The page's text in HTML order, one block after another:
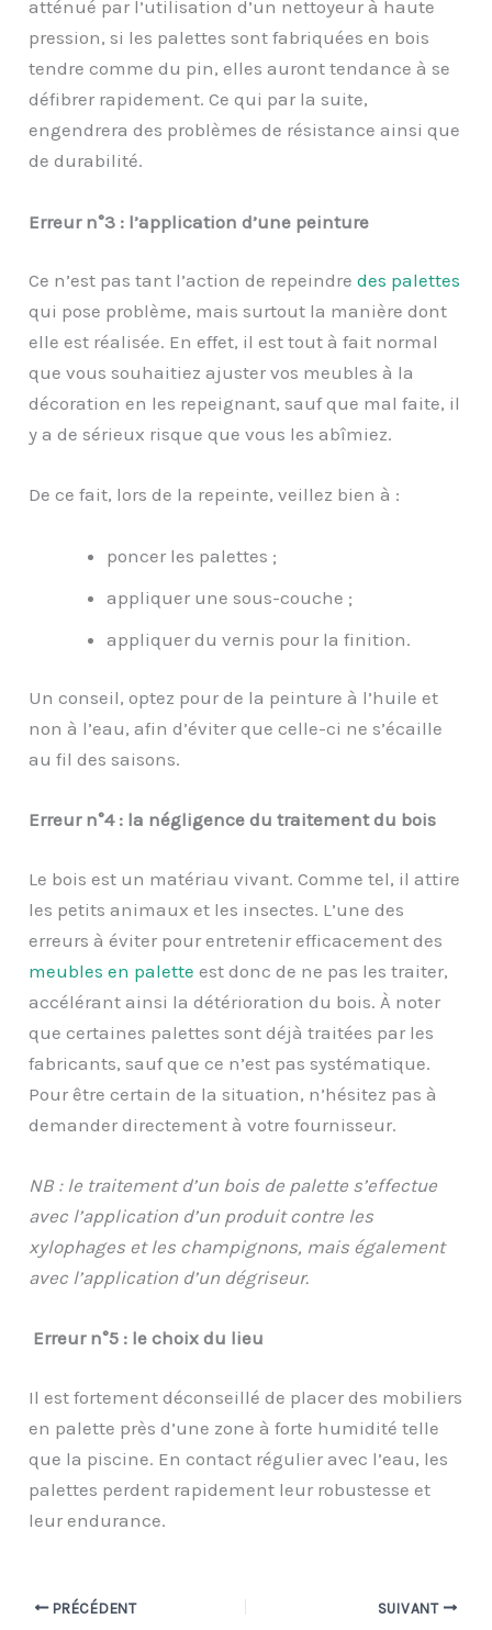
atténué par l’utilisation d’un nettoyeur à haute
pression, si les palettes sont fabriquées en bois
tendre comme du pin, elles auront tendance à se
défibrer rapidement. Ce qui par la suite,
engendrera des problèmes de résistance ainsi que
de durabilité.
Erreur n°3 : l’application d’une peinture
Ce n’est pas tant l’action de repeindredes palettes
qui pose problème, mais surtout la manière dont
elle est réalisée. En effet, il est tout à fait normal
que vous souhaitiez ajuster vos meubles à la
décoration en les repeignant, sauf que mal faite, il
y a de sérieux risque que vous les abîmiez.
De ce fait, lors de la repeinte, veillez bien à :
poncer les palettes ;
appliquer une sous-couche ;
appliquer du vernis pour la finition.
Un conseil, optez pour de la peinture à l’huile et
non à l’eau, afin d’éviter que celle-ci ne s’écaille
au fil des saisons.
Erreur n°4 : la négligence du traitement du bois
Le bois est un matériau vivant. Comme tel, il attire
les petits animaux et les insectes. L’une des
erreurs à éviter pour entretenir efficacement des
meubles en palette est donc de ne pas les traiter,
accélérant ainsi la détérioration du bois. À noter
que certaines palettes sont déjà traitées par les
fabricants, sauf que ce n’est pas systématique.
Pour être certain de la situation, n’hésitez pas à
demander directement à votre fournisseur.
NB : le traitement d’un bois de palette s’effectue
avec l’application d’un produit contre les
xylophages et les champignons, mais également
avec l’application d’un dégriseur.
Erreur n°5 : le choix du lieu
Il est fortement déconseillé de placer des mobiliers
en palette près d’une zone à forte humidité telle
que la piscine. En contact régulier avec l’eau, les
palettes perdent rapidement leur robustesse et
leur endurance.
PRÉCÉDENT SUIVANT